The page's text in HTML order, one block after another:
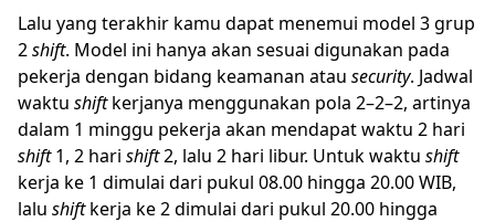
Lalu yang terakhir kamu dapat menemui model 3 grup
2shift. Model ini hanya akan sesuai digunakan pada
pekerja dengan bidang keamanan atau security. Jadwal
waktu shiftkerjanya menggunakan pola 2–2–2, artinya
dalam 1 minggu pekerja akan mendapat waktu 2 hari
shift1, 2 hari shift2, lalu 2 hari libur. Untuk waktu shift
kerja ke 1 dimulai dari pukul 08.00 hingga 20.00 WIB,
lalu shiftkerja ke 2 dimulai dari pukul 20.00 hingga